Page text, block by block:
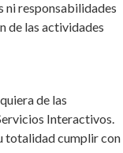
ni responsabilidades
de las actividades
de las
Interactivos.
totalidad cumplir con